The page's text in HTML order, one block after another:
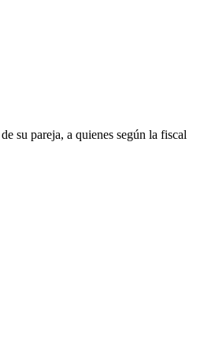
su pareja, a quienes según la fiscal